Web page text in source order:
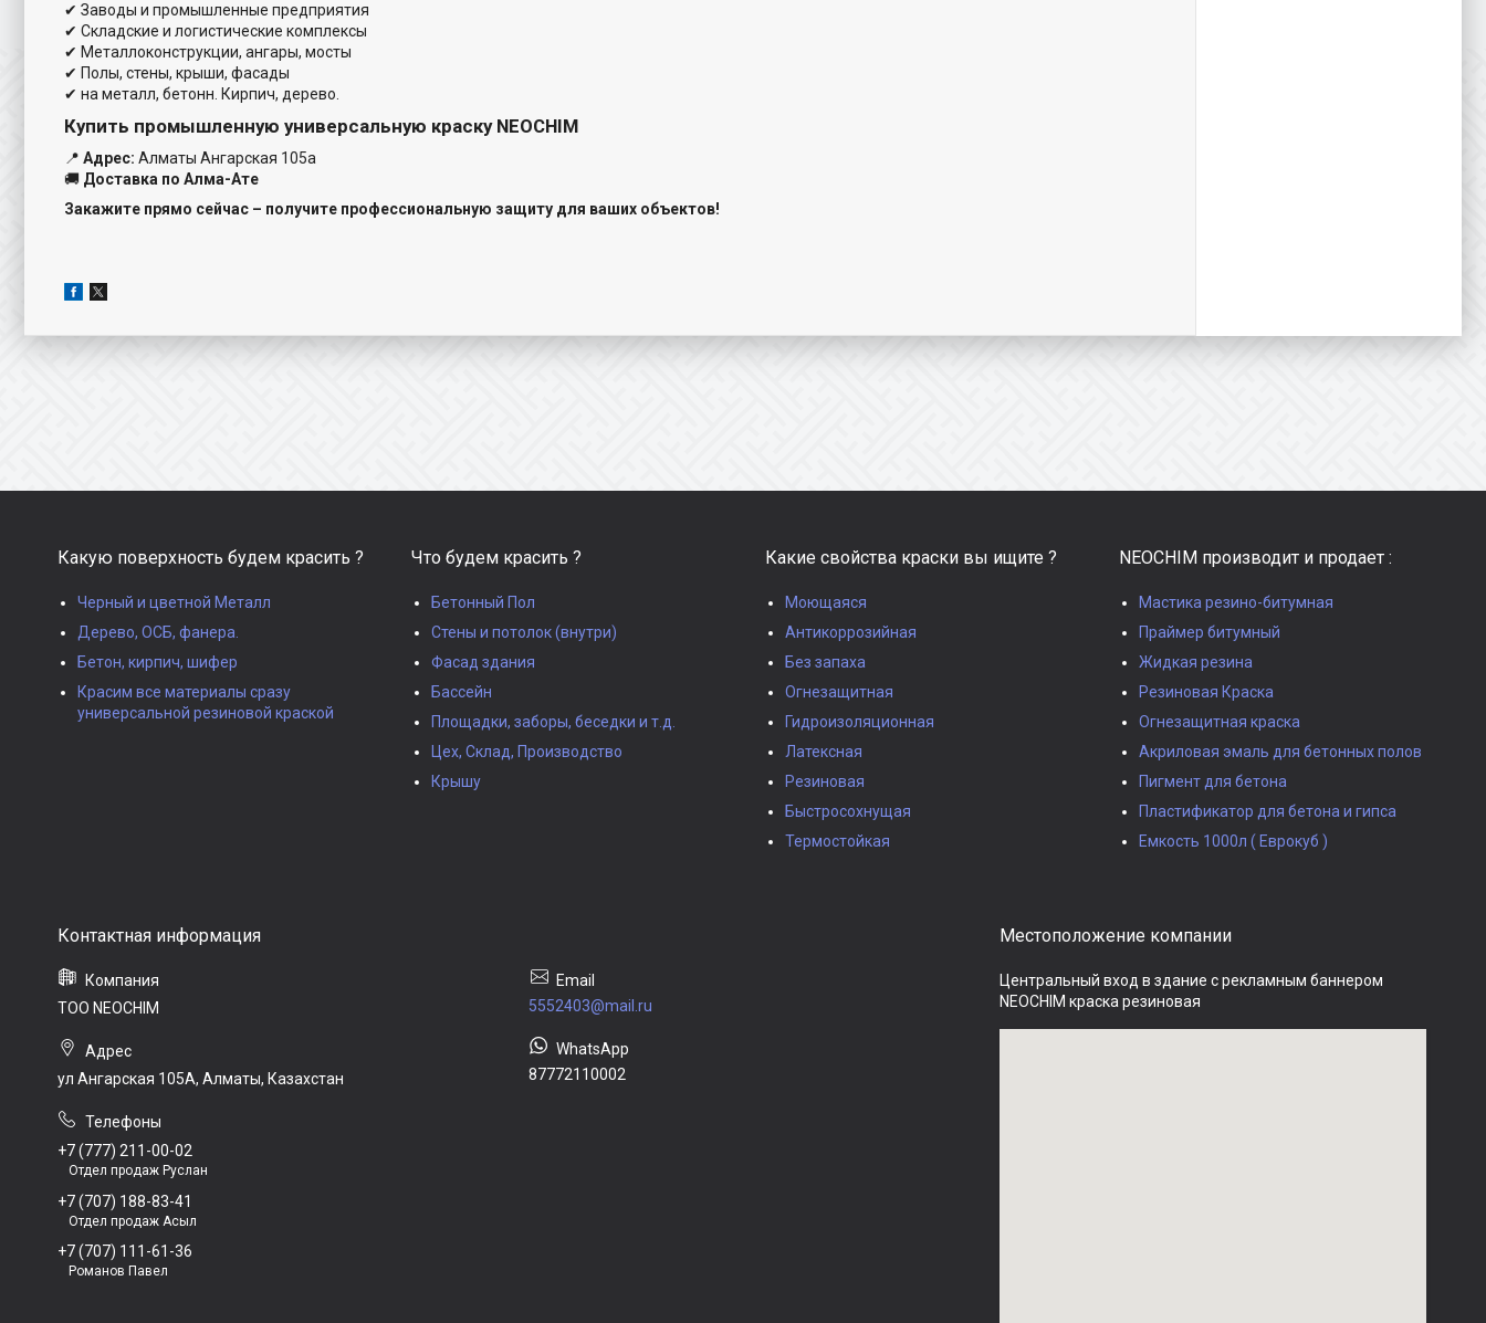
✔ Заводы и промышленные предприятия
✔ Складские и логистические комплексы
✔ Металлоконструкции, ангары, мосты
✔ Полы, стены, крыши, фасады
✔ на металл, бетонн. Кирпич, дерево.
Купить промышленную универсальную краску NEOCHIM
📍 Адрес: Алматы Ангарская 105а
🚚 Доставка по Алма-Ате
Закажите прямо сейчас – получите профессиональную защиту для ваших объектов!
Какую поверхность будем красить ?
Черный и цветной Металл
Дерево, ОСБ, фанера.
Бетон, кирпич, шифер
Красим все материалы сразу
универсальной резиновой краской
Что будем красить ?
Бетонный Пол
Стены и потолок (внутри)
Фасад здания
Бассейн
Площадки, заборы, беседки и т.д.
Цех, Склад, Производство
Крышу
Какие свойства краски вы ищите ?
Моющаяся
Антикоррозийная
Без запаха
Огнезащитная
Гидроизоляционная
Латексная
Резиновая
Быстросохнущая
Термостойкая
NEOCHIM производит и продает :
Мастика резино-битумная
Праймер битумный
Жидкая резина
Резиновая Краска
Огнезащитная краска
Акриловая эмаль для бетонных полов
Пигмент для бетона
Пластификатор для бетона и гипса
Емкость 1000л ( Еврокуб )
ТОО NEOCHIM
ул Ангарская 105А, Алматы, Казахстан
+7 (777) 211-00-02
Отдел продаж Руслан
+7 (707) 188-83-41
Отдел продаж Асыл
+7 (707) 111-61-36
Романов Павел
5552403@mail.ru
87772110002
Местоположение компании
Центральный вход в здание с рекламным баннером
NEOCHIM краска резиновая